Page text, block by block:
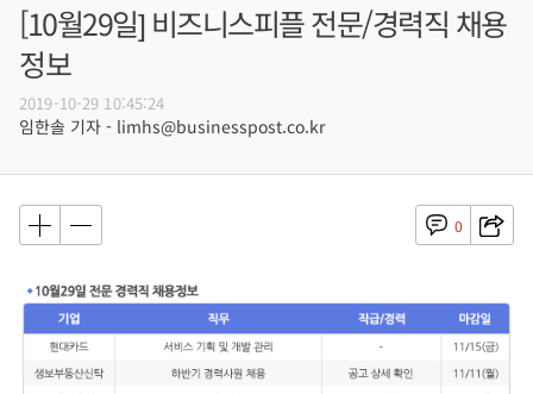
[10월29일] 비즈니스피플 전문/경력직 채용
정보
2019-10-29 10:45:24
임한솔 기자 - limhs@businesspost.co.kr
0